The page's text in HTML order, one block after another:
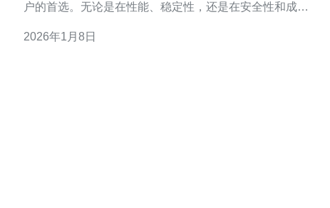
户的首选。无论是在性能、稳定性，还是在安全性和成本
是选择越南VPS原生IP服务器的五大理由。 为什么选择越
2026年1月8日